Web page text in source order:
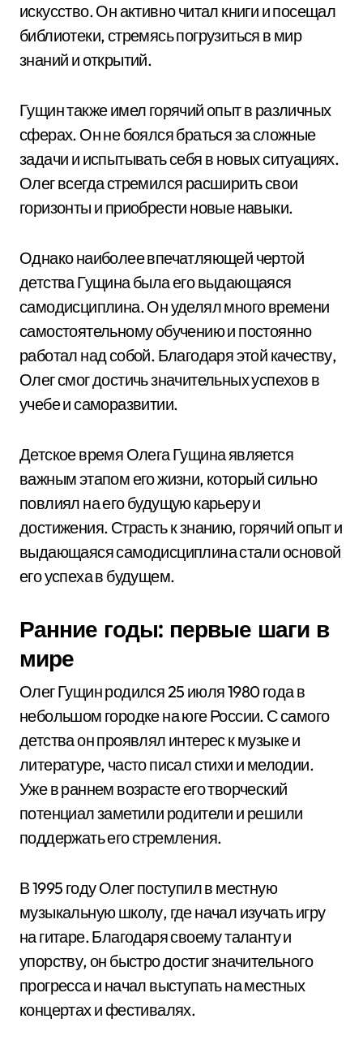
искусство. Он активно читал книги и посещал
библиотеки, стремясь погрузиться в мир
знаний и открытий.
Гущин также имел горячий опыт в различных
сферах. Он не боялся браться за сложные
задачи и испытывать себя в новых ситуациях.
Олег всегда стремился расширить свои
горизонты и приобрести новые навыки.
Однако наиболее впечатляющей чертой
детства Гущина была его выдающаяся
самодисциплина. Он уделял много времени
самостоятельному обучению и постоянно
работал над собой. Благодаря этой качеству,
Олег смог достичь значительных успехов в
учебе и саморазвитии.
Детское время Олега Гущина является
важным этапом его жизни, который сильно
повлиял на его будущую карьеру и
достижения. Страсть к знанию, горячий опыт и
выдающаяся самодисциплина стали основой
его успеха в будущем.
Ранние годы: первые шаги в
мире
Олег Гущин родился 25 июля 1980 года в
небольшом городке на юге России. С самого
детства он проявлял интерес к музыке и
литературе, часто писал стихи и мелодии.
Уже в раннем возрасте его творческий
потенциал заметили родители и решили
поддержать его стремления.
В 1995 году Олег поступил в местную
музыкальную школу, где начал изучать игру
на гитаре. Благодаря своему таланту и
упорству, он быстро достиг значительного
прогресса и начал выступать на местных
концертах и фестивалях.